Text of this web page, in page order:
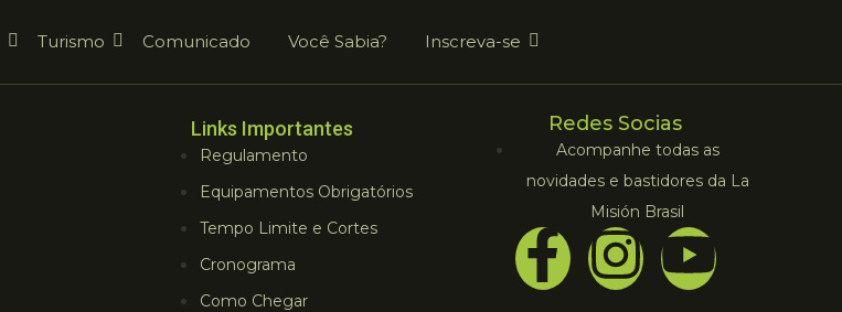
Turismo Comunicado Você Sabia? Inscreva-se
Links Importantes
Regulamento
Equipamentos Obrigatórios
Tempo Limite e Cortes
Cronograma
Como Chegar
Redes Socias
Acompanhe todas as
novidades e bastidores da La
Misión Brasil